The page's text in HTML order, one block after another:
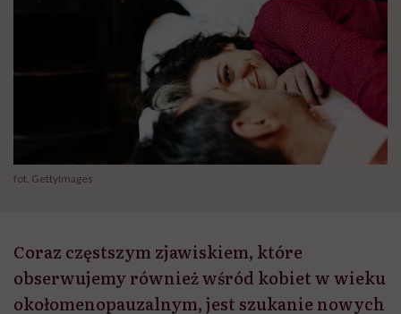
fot. GettyImages
Coraz częstszym zjawiskiem, które
obserwujemy również wśród kobiet w wieku
okołomenopauzalnym, jest szukanie nowych